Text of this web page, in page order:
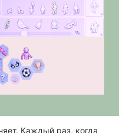
Каждый раз, когда